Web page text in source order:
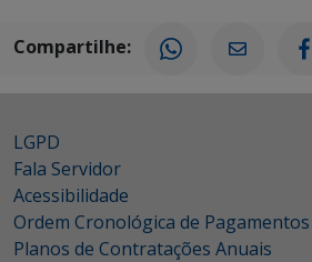
Compartilhe:
LGPD
Fala Servidor
Acessibilidade
Ordem Cronológica de Pagamentos
Planos de Contratações Anuais